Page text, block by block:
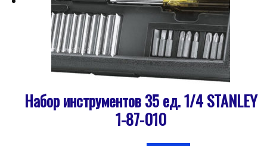
Набор инструментов 35 ед. 1/4 STANLEY
1-87-010